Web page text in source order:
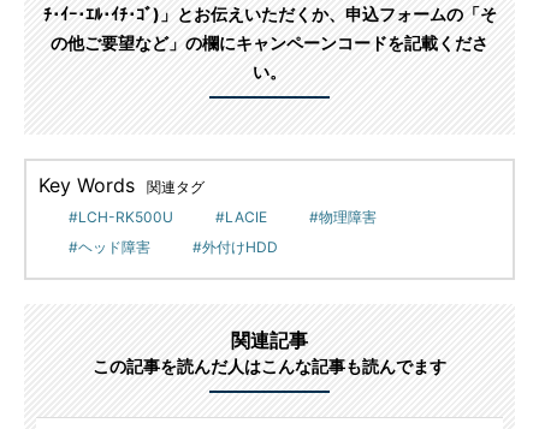
ﾁ･ｲｰ･ｴﾙ･ｲﾁ･ｺﾞ)」とお伝えいただくか、申込フォームの「そ
の他ご要望など」の欄にキャンペーンコードを記載くださ
い。
Key Words
関連タグ
LCH-RK500U
LACIE
物理障害
ヘッド障害
外付けHDD
関連記事
この記事を読んだ人はこんな記事も読んでます